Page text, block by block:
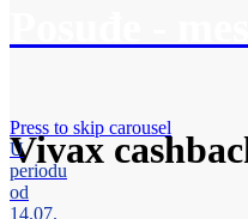
Vivax
Press to skip carousel
U
periodu
od
14.07.